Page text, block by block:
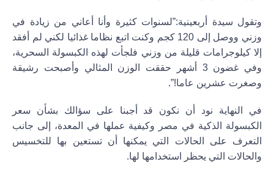
وتقول سيدة أربعينية:”لسنوات كثيرة وأنا أعاني من زيادة في
وزني ووصل إلى 120 كجم وكنت اتبع نظاما غذائيا لكني لم أفقد
إلا كيلوجرامات قليلة من وزني فلجأت لهذه الكبسولة السحرية،
وفي غضون 3 أشهر حققت الوزن المثالي وأصبحت رشيقة
وصغرت عشرين عاما!”.
في النهاية نود أن نكون قد أجبنا على سؤالك بشأن سعر
الكبسولة الذكية في مصر وكيفية عملها في المعدة، إلى جانب
التعرف على الحالات التي يمكنها أن تستعين بها للتخسيس
والحالات التي يحظر استخدامها لها.